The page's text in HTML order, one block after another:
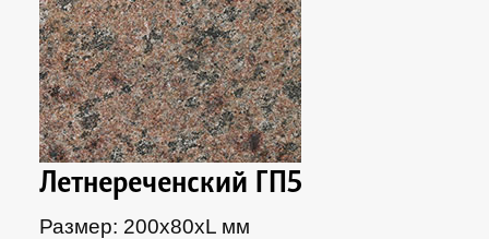
Летнереченский ГП5
Размер: 200х80xL мм